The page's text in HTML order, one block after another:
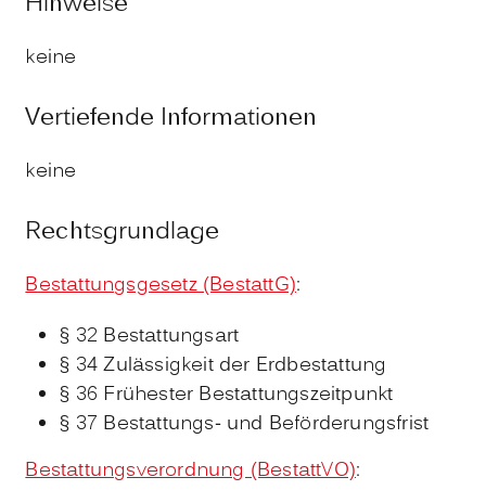
keine
Vertiefende Informationen
keine
Rechtsgrundlage
Bestattungsgesetz (BestattG):
§ 32 Bestattungsart
§ 34 Zulässigkeit der Erdbestattung
§ 36 Frühester Bestattungszeitpunkt
§ 37 Bestattungs- und Beförderungsfrist
Bestattungsverordnung (BestattVO):